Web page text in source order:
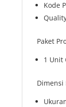
Kode
Paket
1 Unit
Dimensi